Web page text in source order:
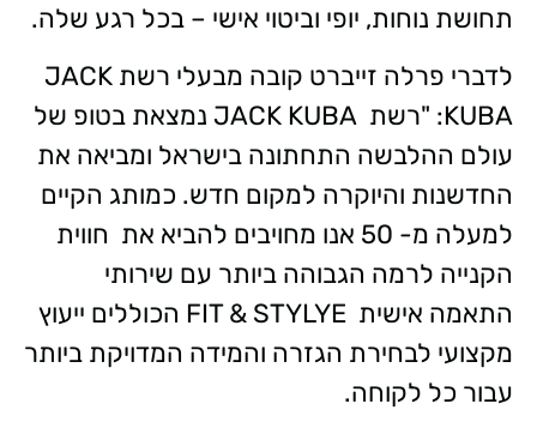
תחושת נוחות, יופי וביטוי אישי – בכל רגע שלה.
לדברי פרלה זייברט קובה מבעלי רשת JACK
KUBA: "רשת JACK KUBA נמצאת בטופ של
עולם ההלבשה התחתונה בישראל ומביאה את
החדשנות והיוקרה למקום חדש. כמותג הקיים
למעלה מ- 50 אנו מחויבים להביא את חווית
הקנייה לרמה הגבוהה ביותר עם שירותי
התאמה אישית FIT & STYLYE הכוללים ייעוץ
מקצועי לבחירת הגזרה והמידה המדויקת ביותר
עבור כל לקוחה.